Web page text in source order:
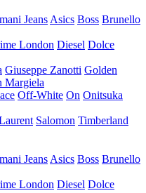
Jeans Asics Boss Brunello
London Diesel Dolce
Giuseppe Zanotti Golden
Margiela
Off-White On Onitsuka
Salomon Timberland
Jeans Asics Boss Brunello
London Diesel Dolce